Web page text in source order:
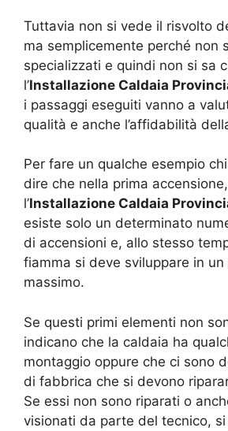
Tuttavia non si vede il risvolto
ma semplicemente perché non
specializzati e quindi non si sa
l’Installazione Caldaia
i passaggi eseguiti vanno a
qualità e anche l’affidabilità
Per fare un qualche esempio
dire che nella prima
l’Installazione Caldaia
esiste solo un determinato
di accensioni e, allo stesso
fiamma si deve sviluppare in un
massimo.
Se questi primi elementi non
indicano che la caldaia ha
montaggio oppure che ci sono
di fabbrica che si devono
Se essi non sono riparati o
visionati da parte del tecnico,